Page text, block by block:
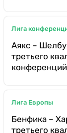
Лига
Аякс –
третьего
конференций
Лига Европы
Бенфика –
третьего